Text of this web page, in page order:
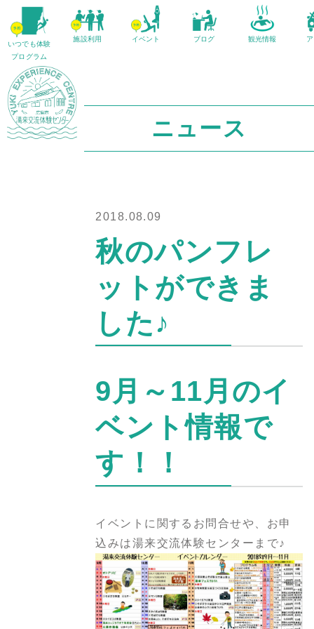
いつでも体験
プログラム
施設利用 イベント ブログ 観光情報
ニュース
2018.08.09
秋のパンフレ
ットができま
した♪
9月～11月のイ
ベント情報で
す！！
イベントに関するお問合せや、お申
込みは湯来交流体験センターまで♪